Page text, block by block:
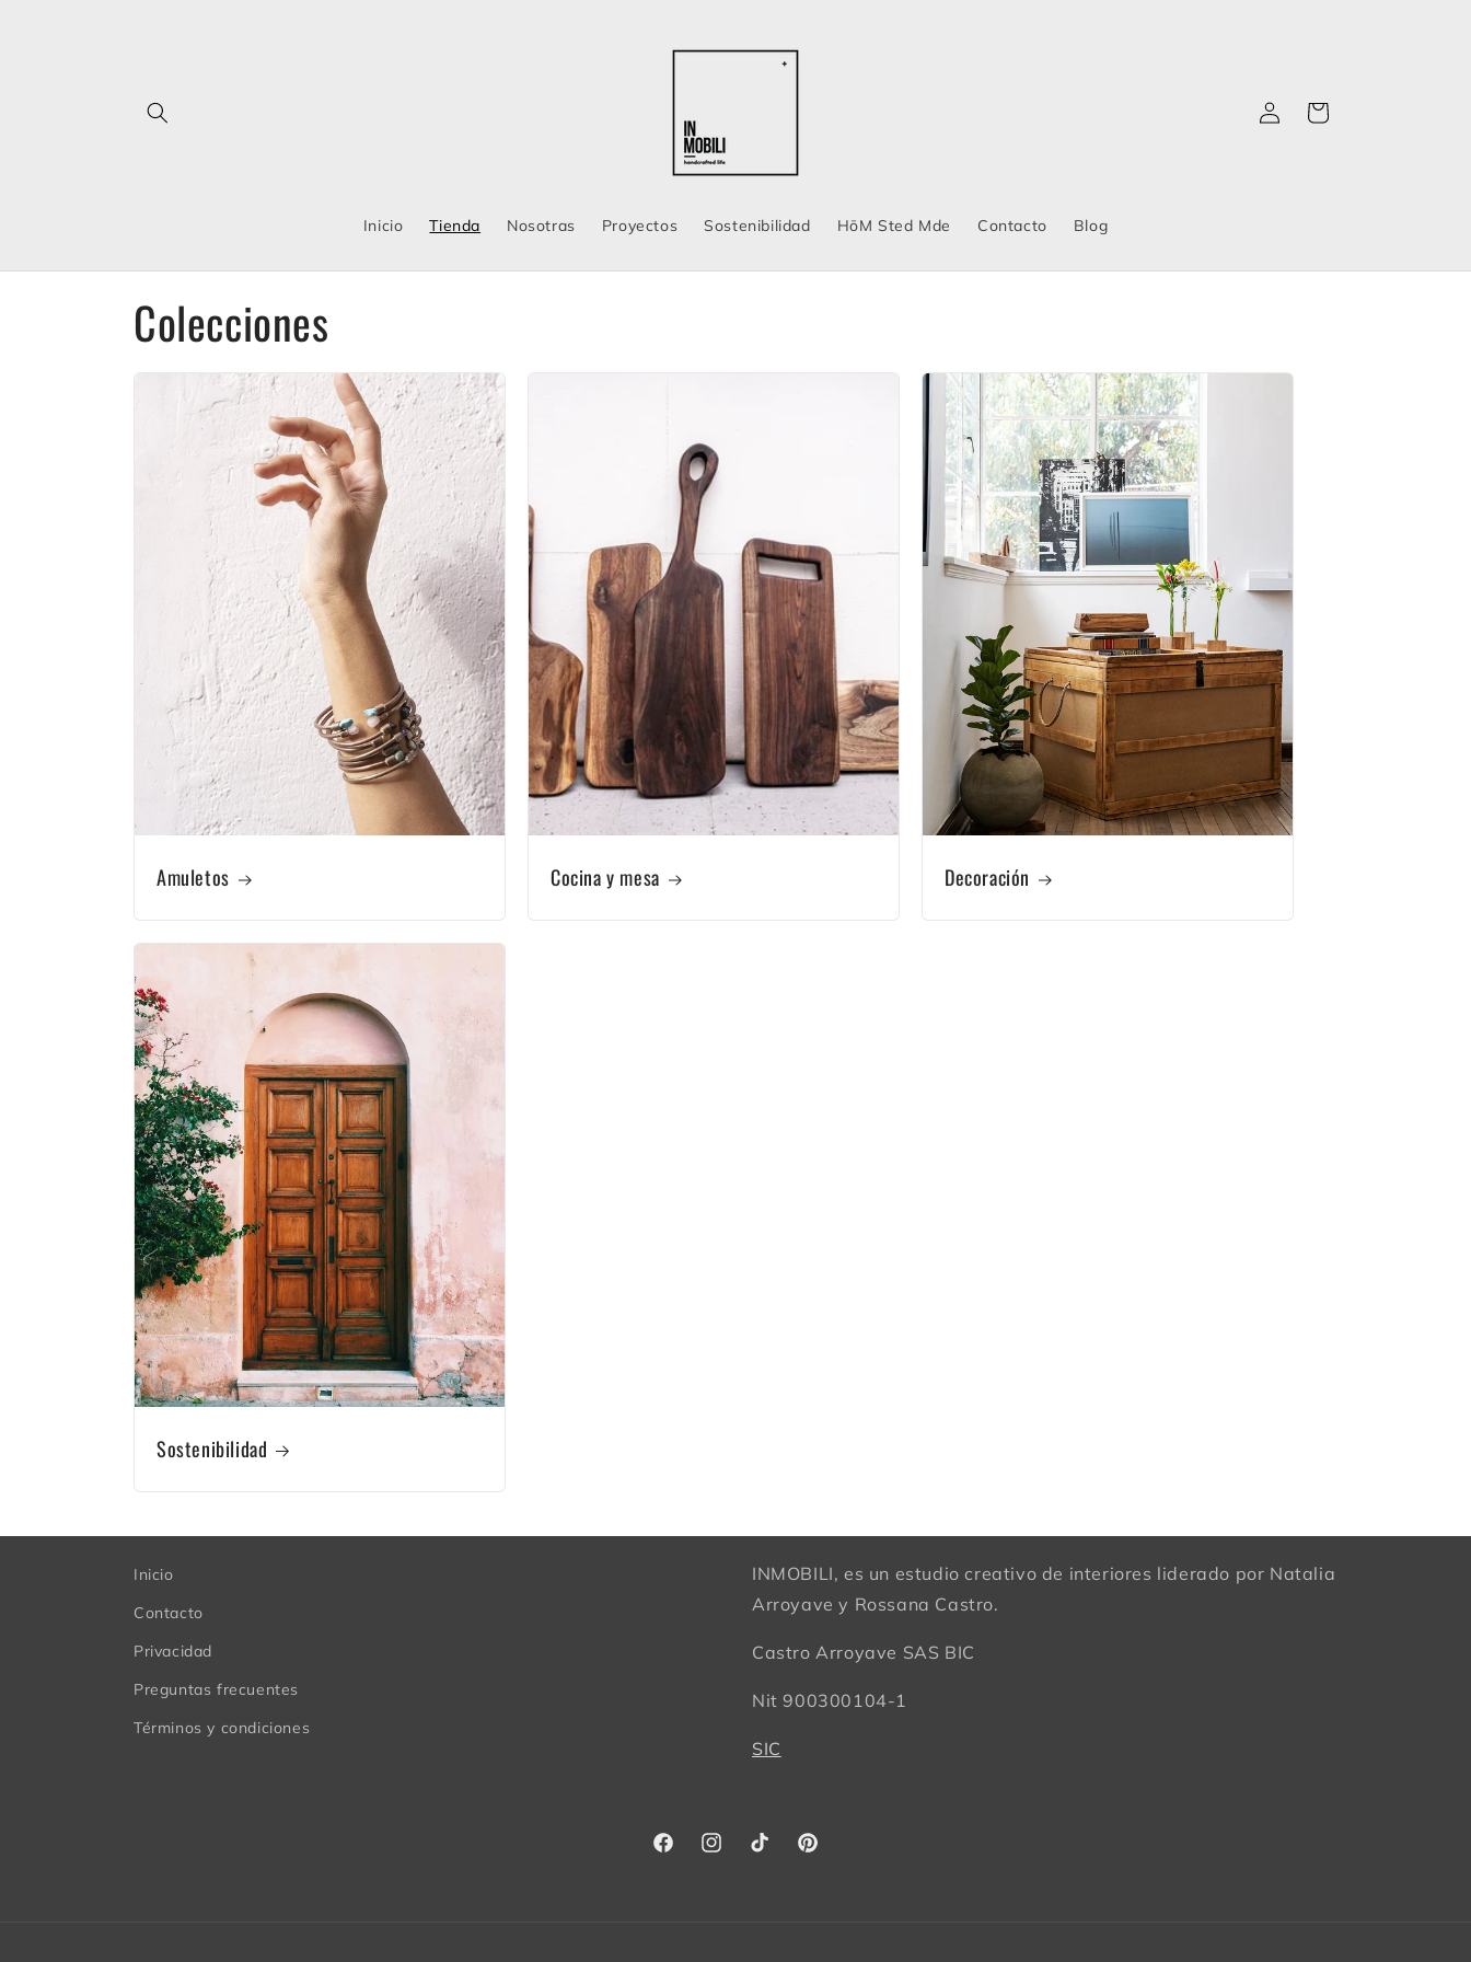
Inicio Tienda Nosotras Proyectos Sostenibilidad HōM Sted Mde Contacto Blog
sesión
Carrito
Colecciones
Amuletos Cocina y mesa Decoración
Sostenibilidad
Inicio
Contacto
Privacidad
Preguntas frecuentes
Términos y condiciones
INMOBILI, es un estudio creativo de interiores liderado por Natalia
Arroyave y Rossana Castro.
Castro Arroyave SAS BIC
Nit 900300104-1
SIC
FacebookInstagramTikTok Pinterest